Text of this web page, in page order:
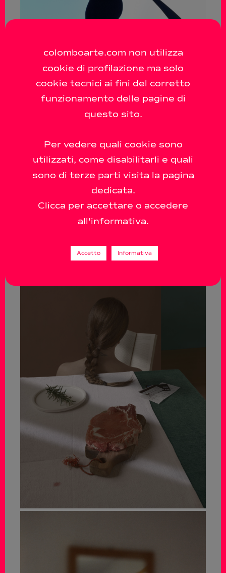
colomboarte.com non utilizza
cookie di profilazione ma solo
cookie tecnici ai fini del corretto
funzionamento delle pagine di
questo sito.
Per vedere quali cookie sono
utilizzati, come disabilitarli e quali
sono di terze parti visita la pagina
dedicata.
Clicca per accettare o accedere
all'informativa.
Accetto Informativa